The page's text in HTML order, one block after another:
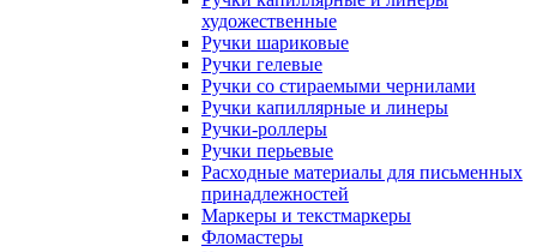
художественные
Ручки шариковые
Ручки гелевые
Ручки со стираемыми чернилами
Ручки капиллярные и линеры
Ручки-роллеры
Ручки перьевые
Расходные материалы для письменных
принадлежностей
Маркеры и текстмаркеры
Фломастеры